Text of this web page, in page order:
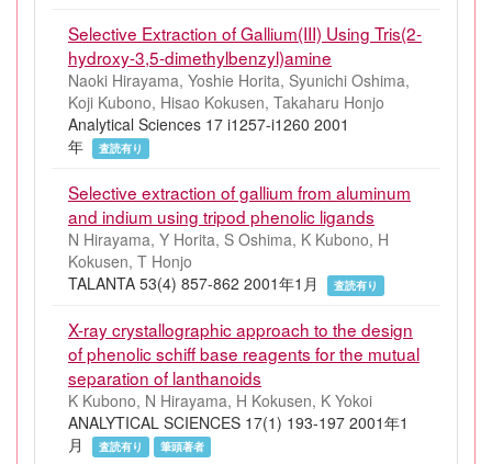
Selective Extraction of Gallium(III) Using Tris(2-
hydroxy-3,5-dimethylbenzyl)amine
Naoki Hirayama, Yoshie Horita, Syunichi Oshima,
Koji Kubono, Hisao Kokusen, Takaharu Honjo
Analytical Sciences 17 i1257-i1260 2001
年
査読有り
Selective extraction of gallium from aluminum
and indium using tripod phenolic ligands
N Hirayama, Y Horita, S Oshima, K Kubono, H
Kokusen, T Honjo
TALANTA 53(4) 857-862 2001年1月
査読有り
X-ray crystallographic approach to the design
of phenolic schiff base reagents for the mutual
separation of lanthanoids
K Kubono, N Hirayama, H Kokusen, K Yokoi
ANALYTICAL SCIENCES 17(1) 193-197 2001年1
月
査読有り 筆頭著者